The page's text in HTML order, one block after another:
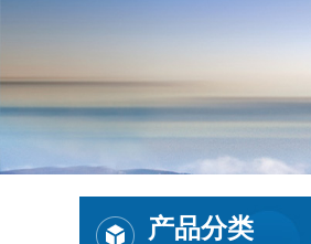
产品分类